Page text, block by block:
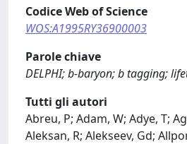
Codice Web of Science
WOS:A1995RY36900003
Parole chiave
DELPHI; b-baryon; b tagging;
Tutti gli autori
Abreu, P; Adam, W; Adye, T;
Aleksan, R; Alekseev, Gd;